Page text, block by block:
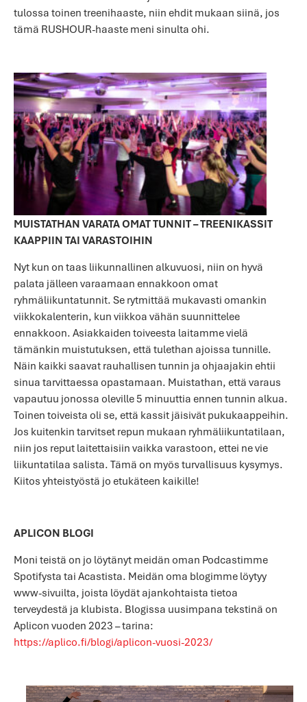
tulossa toinen treenihaaste, niin ehdit mukaan siinä, jos
tämä RUSHOUR-haaste meni sinulta ohi.
MUISTATHAN VARATA OMAT TUNNIT – TREENIKASSIT
KAAPPIIN TAI VARASTOIHIN
Nyt kun on taas liikunnallinen alkuvuosi, niin on hyvä
palata jälleen varaamaan ennakkoon omat
ryhmäliikuntatunnit. Se rytmittää mukavasti omankin
viikkokalenterin, kun viikkoa vähän suunnittelee
ennakkoon. Asiakkaiden toiveesta laitamme vielä
tämänkin muistutuksen, että tulethan ajoissa tunnille.
Näin kaikki saavat rauhallisen tunnin ja ohjaajakin ehtii
sinua tarvittaessa opastamaan. Muistathan, että varaus
vapautuu jonossa oleville 5 minuuttia ennen tunnin alkua.
Toinen toiveista oli se, että kassit jäisivät pukukaappeihin.
Jos kuitenkin tarvitset repun mukaan ryhmäliikuntatilaan,
niin jos reput laitettaisiin vaikka varastoon, ettei ne vie
liikuntatilaa salista. Tämä on myös turvallisuus kysymys.
Kiitos yhteistyöstä jo etukäteen kaikille!
APLICON BLOGI
Moni teistä on jo löytänyt meidän oman Podcastimme
Spotifysta tai Acastista. Meidän oma blogimme löytyy
www-sivuilta, joista löydät ajankohtaista tietoa
terveydestä ja klubista. Blogissa uusimpana tekstinä on
Aplicon vuoden 2023 – tarina:
https://aplico.fi/blogi/aplicon-vuosi-2023/